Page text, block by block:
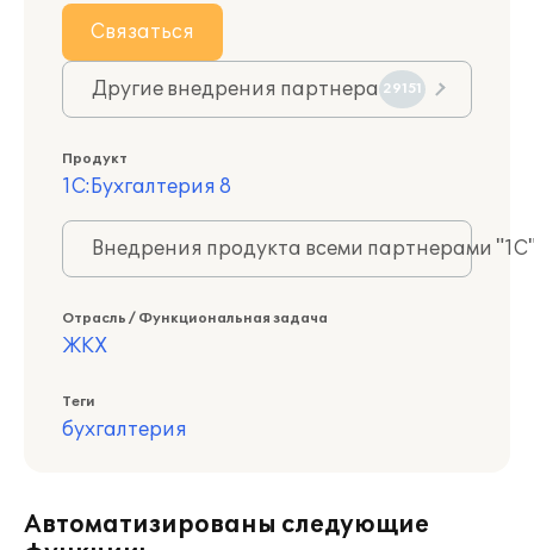
Связаться
Другие внедрения партнера 29151
Продукт
1С:Бухгалтерия 8
Внедрения продукта всеми партнерами
Отрасль / Функциональная задача
ЖКХ
Теги
бухгалтерия
Автоматизированы следующие